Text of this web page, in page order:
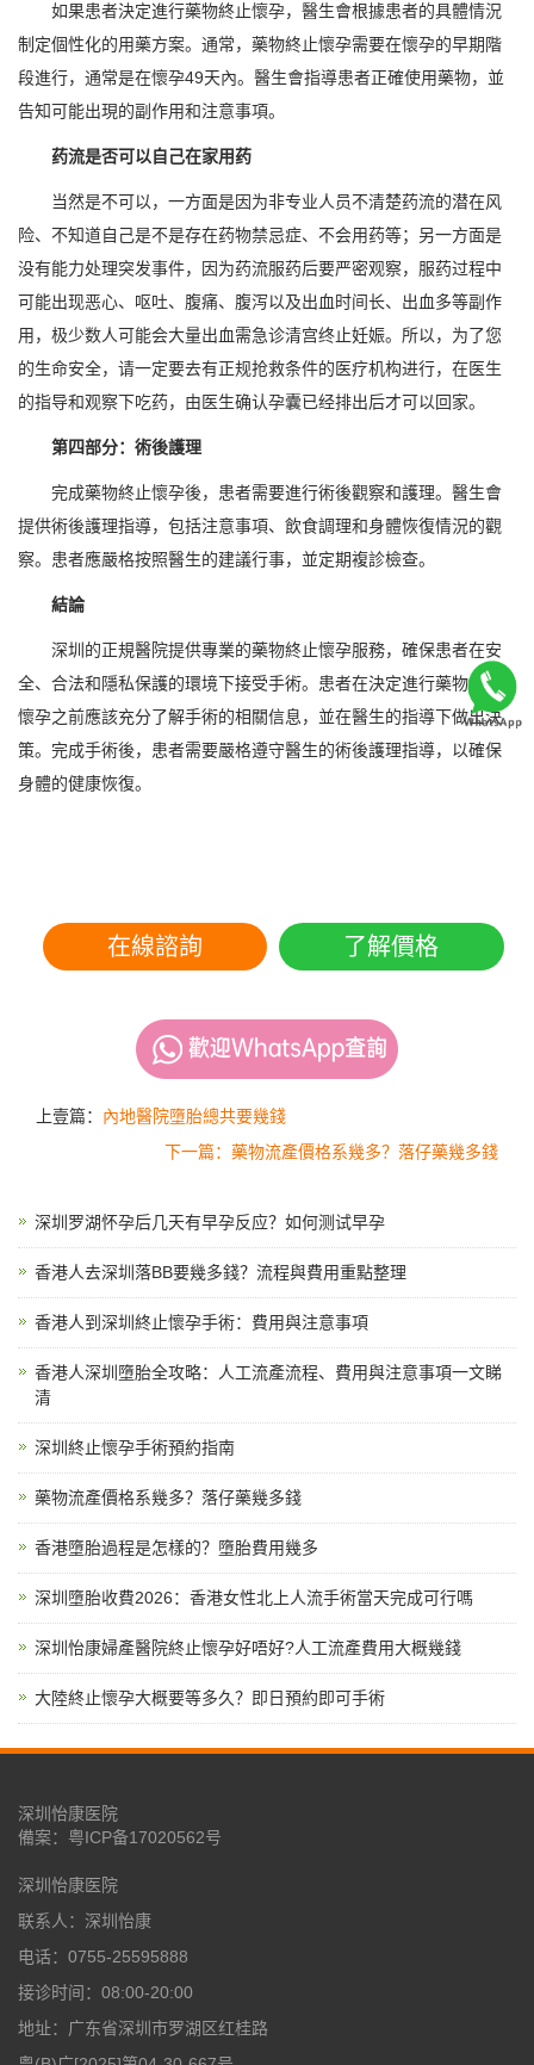
如果患者決定進行藥物終止懷孕，醫生會根據患者的具體情況
制定個性化的用藥方案。通常，藥物終止懷孕需要在懷孕的早期階
段進行，通常是在懷孕49天內。醫生會指導患者正確使用藥物，並
告知可能出現的副作用和注意事項。
药流是否可以自己在家用药
当然是不可以，一方面是因为非专业人员不清楚药流的潜在风
险、不知道自己是不是存在药物禁忌症、不会用药等；另一方面是
没有能力处理突发事件，因为药流服药后要严密观察，服药过程中
可能出现恶心、呕吐、腹痛、腹泻以及出血时间长、出血多等副作
用，极少数人可能会大量出血需急诊清宫终止妊娠。所以，为了您
的生命安全，请一定要去有正规抢救条件的医疗机构进行，在医生
的指导和观察下吃药，由医生确认孕囊已经排出后才可以回家。
第四部分：術後護理
完成藥物終止懷孕後，患者需要進行術後觀察和護理。醫生會
提供術後護理指導，包括注意事項、飲食調理和身體恢復情況的觀
察。患者應嚴格按照醫生的建議行事，並定期複診檢查。
結論
深圳的正規醫院提供專業的藥物終止懷孕服務，確保患者在安
全、合法和隱私保護的環境下接受手術。患者在決定進行藥物終止
懷孕之前應該充分了解手術的相關信息，並在醫生的指導下做出決
策。完成手術後，患者需要嚴格遵守醫生的術後護理指導，以確保
身體的健康恢復。
在線諮詢 了解價格
上壹篇： 內地醫院墮胎總共要幾錢
下一篇：藥物流產價格系幾多？落仔藥幾多錢
深圳罗湖怀孕后几天有早孕反应？如何测试早孕
香港人去深圳落BB要幾多錢？流程與費用重點整理
香港人到深圳終止懷孕手術：費用與注意事項
香港人深圳墮胎全攻略：人工流產流程、費用與注意事項一文睇
清
深圳終止懷孕手術預約指南
藥物流產價格系幾多？落仔藥幾多錢
香港墮胎過程是怎樣的？墮胎費用幾多
深圳墮胎收費2026：香港女性北上人流手術當天完成可行嗎
深圳怡康婦產醫院終止懷孕好唔好?人工流產費用大概幾錢
大陸終止懷孕大概要等多久？即日預約即可手術
深圳怡康医院
備案： 粤ICP备17020562号
深圳怡康医院
联系人：深圳怡康
电话：0755-25595888
接诊时间：08:00-20:00
地址：广东省深圳市罗湖区红桂路